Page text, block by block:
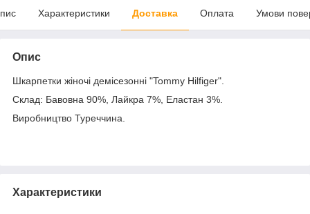
Характеристики Доставка Оплата Умови
Опис
Шкарпетки жіночі демісезонні "Tommy Hilfiger".
Склад: Бавовна 90%, Лайкра 7%, Еластан 3%.
Виробництво Туреччина.
Характеристики